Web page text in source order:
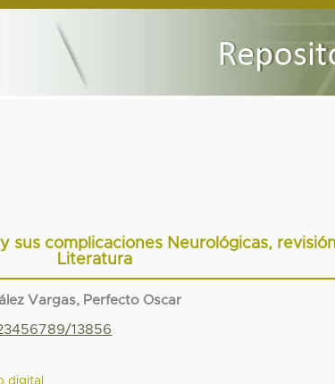
sus complicaciones Neurológicas,
Literatura
Vargas, Perfecto Oscar
13856
digital